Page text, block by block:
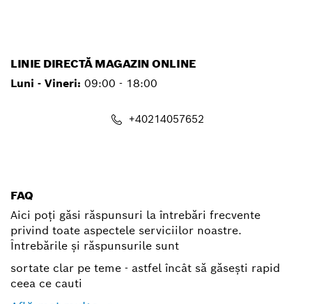
LINIE DIRECTĂ MAGAZIN ONLINE
Luni - Vineri: 09:00 - 18:00
+40214057652
FAQ
Aici poți găsi răspunsuri la întrebări frecvente
privind toate aspectele serviciilor noastre.
Întrebările și răspunsurile sunt
sortate clar pe teme - astfel încât să găsești rapid
ceea ce cauti